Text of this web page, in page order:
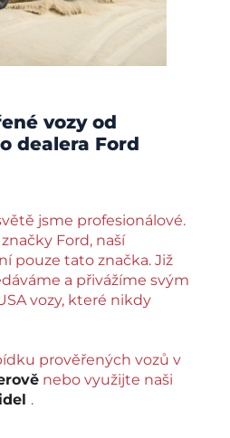
vozy od
dealera Ford
jsme profesionálové.
Ford, naší
pouze tato značka. Již
a přivážíme svým
vozy, které nikdy
prověřených vozů v
nebo využijte naši
.